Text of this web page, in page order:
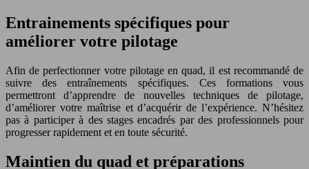
Entrainements spécifiques pour
améliorer votre pilotage
Afin de perfectionner votre pilotage en quad, il est recommandé de
suivre des entraînements spécifiques. Ces formations vous
permettront d’apprendre de nouvelles techniques de pilotage,
d’améliorer votre maîtrise et d’acquérir de l’expérience. N’hésitez
pas à participer à des stages encadrés par des professionnels pour
progresser rapidement et en toute sécurité.
Maintien du quad et préparations